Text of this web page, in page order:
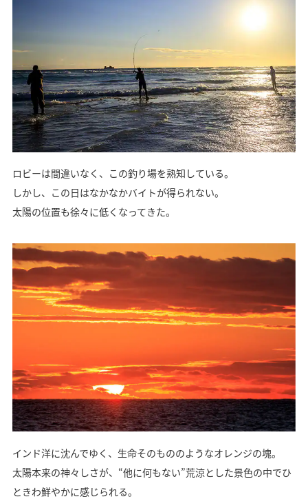
ロビーは間違いなく、この釣り場を熟知している。
しかし、この日はなかなかバイトが得られない。
太陽の位置も徐々に低くなってきた。
インド洋に沈んでゆく、生命そのもののようなオレンジの塊。
太陽本来の神々しさが、“他に何もない”荒涼とした景色の中でひ
ときわ鮮やかに感じられる。